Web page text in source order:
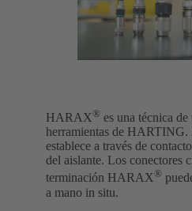
HARAX® es una técnica
herramientas de HARTING.
establece a través de
del aislante. Los conectores
terminación HARAX®
a mano in situ.